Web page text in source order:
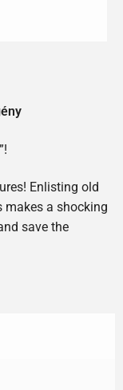
Enlisting old
makes a shocking
save the